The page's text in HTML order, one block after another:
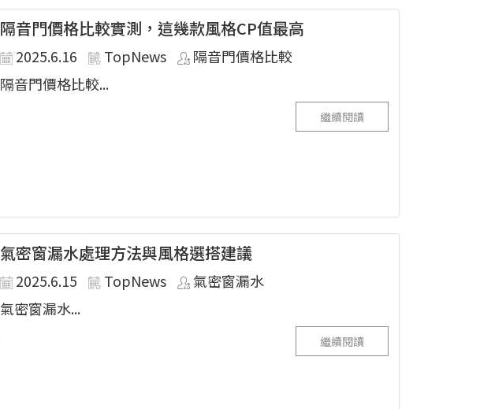
隔音門價格比較實測，這幾款風格CP值最高
2025.6.16 TopNews
隔音門價格比較
隔音門價格比較...
繼續閱讀
氣密窗漏水處理方法與風格選搭建議
2025.6.15 TopNews
氣密窗漏水
氣密窗漏水...
繼續閱讀